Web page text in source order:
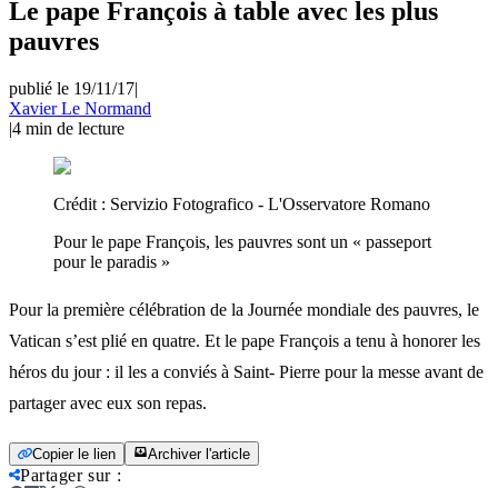
Le pape François à table avec les plus
pauvres
publié le 19/11/17|
Xavier Le Normand
|4 min de lecture
Crédit : Servizio Fotografico - L'Osservatore Romano
Pour le pape François, les pauvres sont un « passeport
pour le paradis »
Pour la première célébration de la Journée mondiale des pauvres, le
Vatican s’est plié en quatre. Et le pape François a tenu à honorer les
héros du jour : il les a conviés à Saint- Pierre pour la messe avant de
partager avec eux son repas.
Copier le lien Archiver l'article
Partager sur: